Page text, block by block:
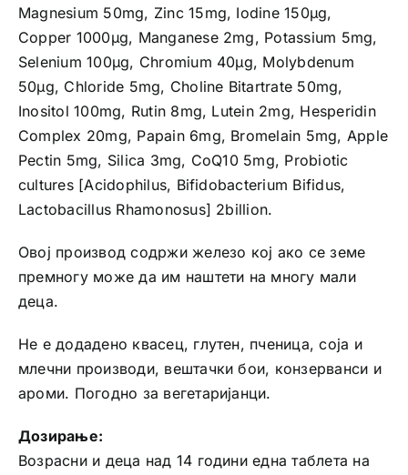
Magnesium 50mg, Zinc 15mg, Iodine 150μg,
Copper 1000μg, Manganese 2mg, Potassium 5mg,
Selenium 100μg, Chromium 40μg, Molybdenum
50μg, Chloride 5mg, Choline Bitartrate 50mg,
Inositol 100mg, Rutin 8mg, Lutein 2mg, Hesperidin
Complex 20mg, Papain 6mg, Bromelain 5mg, Apple
Pectin 5mg, Silica 3mg, CoQ10 5mg, Probiotic
cultures [Acidophilus, Bifidobacterium Bifidus,
Lactobacillus Rhamonosus] 2billion.
Овој производ содржи железо кој ако се земе
премногу може да им наштети на многу мали
деца.
Не е додадено квасец, глутен, пченица, соја и
млечни производи, вештачки бои, конзерванси и
ароми. Погодно за вегетаријанци.
Дозирање:
Возрасни и деца над 14 години една таблета на